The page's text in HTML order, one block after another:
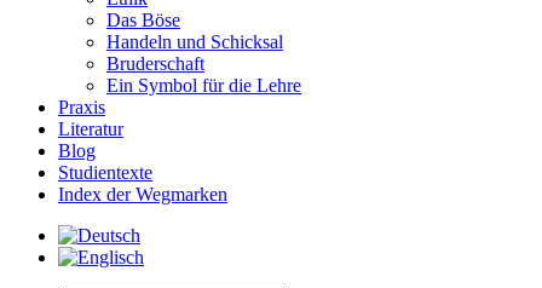
Das Böse
Handeln und Schicksal
Bruderschaft
Ein Symbol für die Lehre
Praxis
Literatur
Blog
Studientexte
Index der Wegmarken